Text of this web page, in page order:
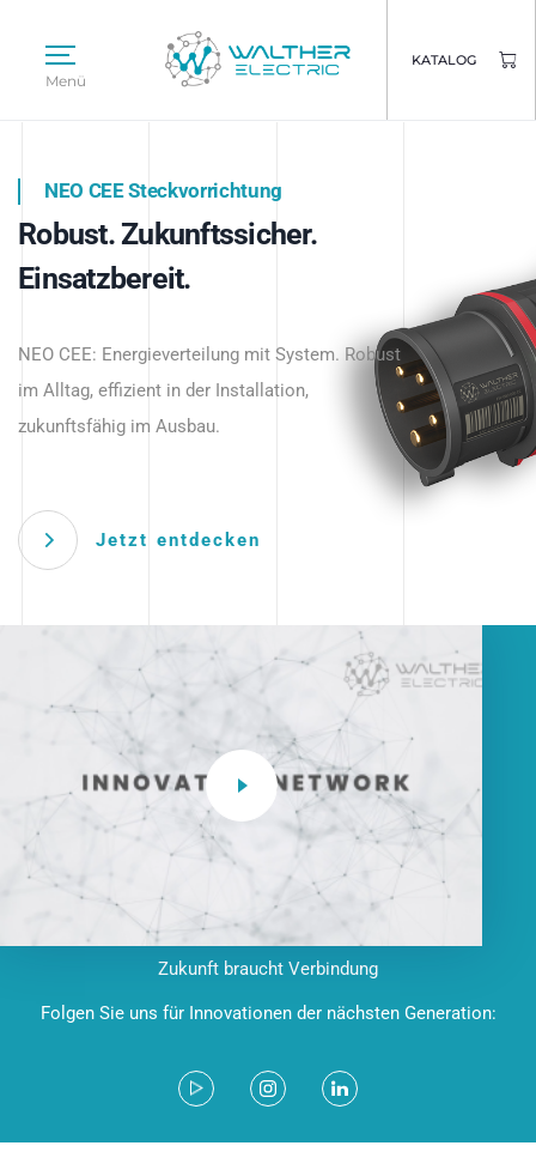
Menü
KATALOG
Intelligente Stromverteilung
beginnt hier.
NEO CEE Steckvorrichtung
Robust. Zukunftssicher.
Einsatzbereit.
NEO CEE: Energieverteilung mit System. Robust
im Alltag, effizient in der Installation,
zukunftsfähig im Ausbau.
Jetzt entdecken
Intelligenz trifft Energie.
Anwendungen – robust, IP-geschützt und
zukunftsfähig.
Zukunft braucht Verbindung
Folgen Sie uns für Innovationen der nächsten Generation: